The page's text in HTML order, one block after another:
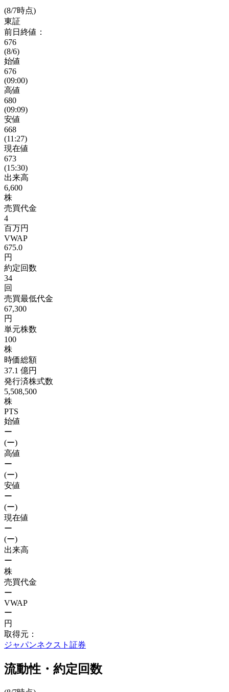
(8/7時点)
東証
前日終値：
676
(8/6)
始値
676
(09:00)
高値
680
(09:09)
安値
668
(11:27)
現在値
673
(15:30)
出来高
6,600
株
売買代金
4
百万円
VWAP
675.0
円
約定回数
34
回
売買最低代金
67,300
円
単元株数
100
株
時価総額
37.1 億円
発行済株式数
5,508,500
株
PTS
始値
ー
(ー)
高値
ー
(ー)
安値
ー
(ー)
現在値
ー
(ー)
出来高
ー
株
売買代金
ー
VWAP
ー
円
取得元：
ジャパンネクスト証券
流動性・約定回数